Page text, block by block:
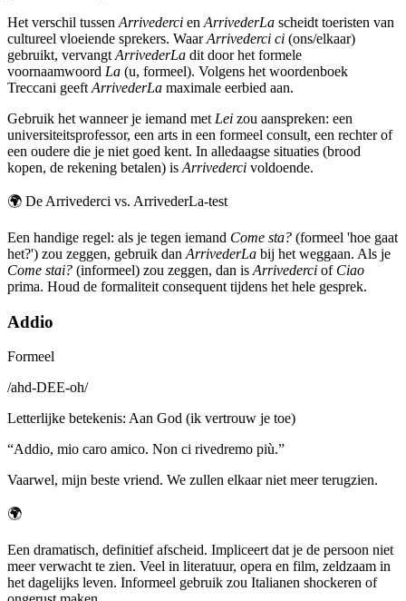
Het verschil tussen Arrivederci en ArrivederLa scheidt toeristen van
cultureel vloeiende sprekers. WaarArrivederci ci (ons/elkaar)
gebruikt, vervangt ArrivederLa dit door het formele
voornaamwoord La (u, formeel). Volgens het woordenboek
Treccani geeft ArrivederLa maximale eerbied aan.
Gebruik het wanneer je iemand met Lei zou aanspreken: een
universiteitsprofessor, een arts in een formeel consult, een rechter of
een oudere die je niet goed kent. In alledaagse situaties (brood
kopen, de rekening betalen) is Arrivederci voldoende.
🌍 De Arrivederci vs. ArrivederLa-test
Een handige regel: als je tegen iemand Come sta? (formeel 'hoe gaat
het?') zou zeggen, gebruik dan ArrivederLa bij het weggaan. Als je
Come stai? (informeel) zou zeggen, dan is Arrivederci of Ciao
prima. Houd de formaliteit consequent tijdens het hele gesprek.
Addio
Formeel
/ahd-DEE-oh/
Letterlijke betekenis: Aan God (ik vertrouw je toe)
“Addio, mio caro amico. Non ci rivedremo più.”
Vaarwel, mijn beste vriend. We zullen elkaar niet meer terugzien.
🌍
Een dramatisch, definitief afscheid. Impliceert dat je de persoon niet
meer verwacht te zien. Veel in literatuur, opera en film, zeldzaam in
het dagelijks leven. Informeel gebruik zou Italianen shockeren of